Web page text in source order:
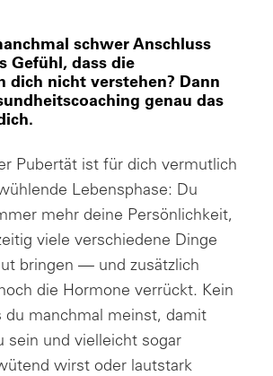
schwer Anschluss
Gefühl, dass die
dich nicht verstehen? Dann
genau das
Pubertät ist für dich vermutlich
Lebensphase: Du
mehr deine Persönlichkeit,
viele verschiedene Dinge
bringen — und zusätzlich
die Hormone verrückt. Kein
du manchmal meinst, damit
sein und vielleicht sogar
wirst oder lautstark